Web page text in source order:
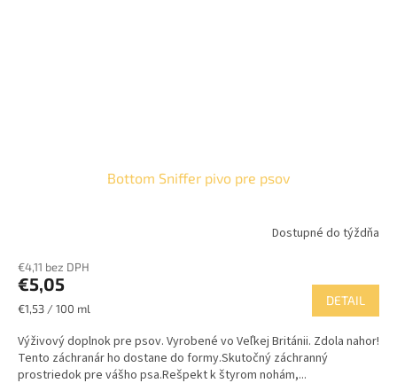
Bottom Sniffer pivo pre psov
Dostupné do týždňa
€4,11 bez DPH
€5,05
Jednotková
€1,53 / 100 ml
DETAIL
Výživový doplnok pre psov. Vyrobené vo Veľkej Británii. Zdola nahor!
Tento záchranár ho dostane do formy.Skutočný záchranný
prostriedok pre vášho psa.Rešpekt k štyrom nohám,...